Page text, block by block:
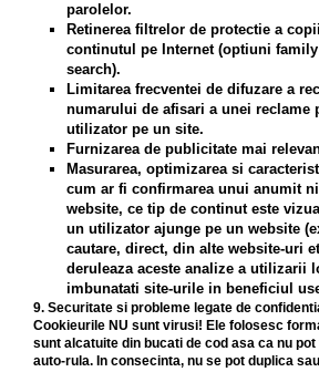
parolelor.
Retinerea filtrelor de protectie a
continutul pe Internet (optiuni
search).
Limitarea frecventei de difuzare a
numarului de afisari a unei reclame
utilizator pe un site.
Furnizarea de publicitate mai
Masurarea, optimizarea si
cum ar fi confirmarea unui anumit
website, ce tip de continut este
un utilizator ajunge pe un website
cautare, direct, din alte website-uri
deruleaza aceste analize a utilizarii
imbunatati site-urile in beneficiul
9. Securitate si probleme legate de
Cookieurile NU sunt virusi! Ele folosesc
sunt alcatuite din bucati de cod asa ca nu
auto-rula. In consecinta, nu se pot duplica